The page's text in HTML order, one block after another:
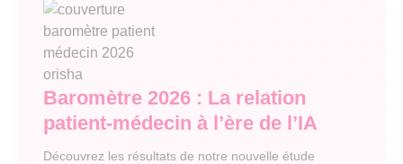
Baromètre 2026 : La relation
patient-médecin à l’ère de l’IA
Découvrez les résultats de notre nouvelle étude